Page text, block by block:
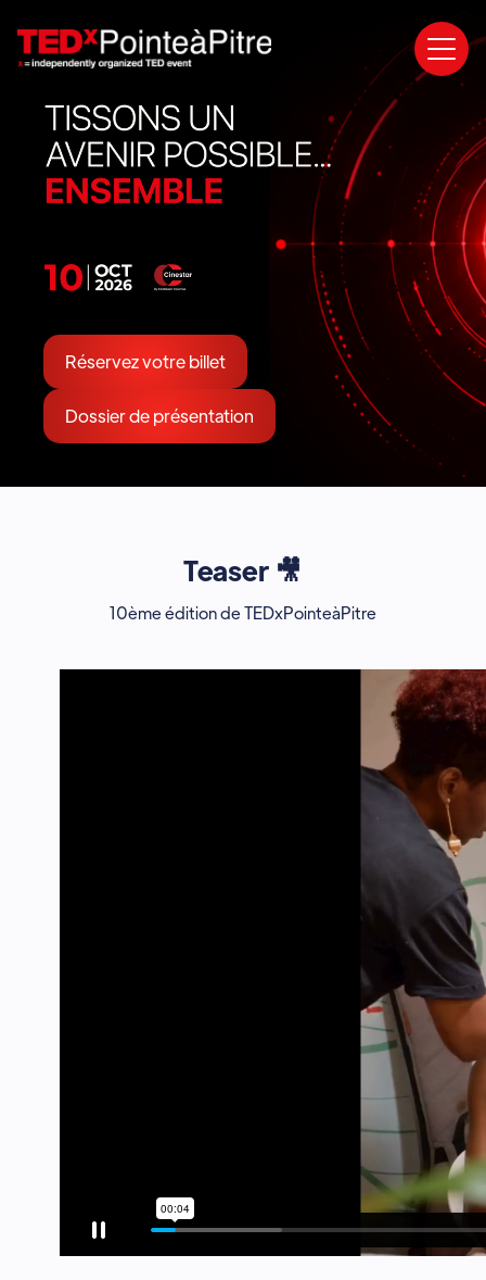
Réservez votre billet
Dossier de présentation
Teaser 🎥
10ème édition de TEDxPointeàPitre